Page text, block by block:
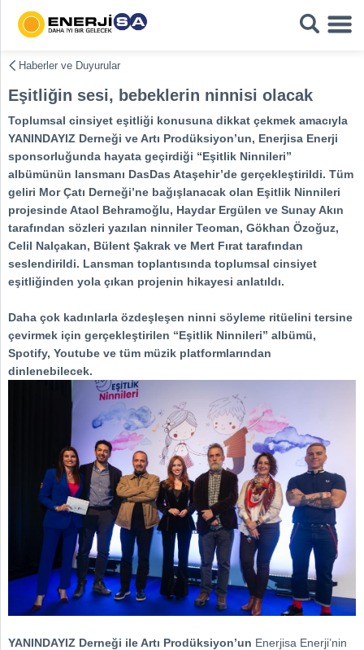
Haberler ve Duyurular
Eşitliğin sesi, bebeklerin ninnisi olacak
Toplumsal cinsiyet eşitliği konusuna dikkat çekmek amacıyla
YANINDAYIZ Derneği ve Artı Prodüksiyon’un, Enerjisa Enerji
sponsorluğunda hayata geçirdiği “Eşitlik Ninnileri”
albümünün lansmanı DasDas Ataşehir’de gerçekleştirildi. Tüm
geliri Mor Çatı Derneği’ne bağışlanacak olan Eşitlik Ninnileri
projesinde Ataol Behramoğlu, Haydar Ergülen ve Sunay Akın
tarafından sözleri yazılan ninniler Teoman, Gökhan Özoğuz,
Celil Nalçakan, Bülent Şakrak ve Mert Fırat tarafından
seslendirildi. Lansman toplantısında toplumsal cinsiyet
eşitliğinden yola çıkan projenin hikayesi anlatıldı.
Daha çok kadınlarla özdeşleşen ninni söyleme ritüelini tersine
çevirmek için gerçekleştirilen “Eşitlik Ninnileri” albümü,
Spotify, Youtube ve tüm müzik platformlarından
dinlenebilecek.
YANINDAYIZ Derneği ile Artı Prodüksiyon’un Enerjisa Enerji’nin